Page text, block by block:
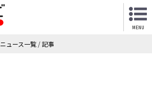
MENU
ニュース一覧 /記事